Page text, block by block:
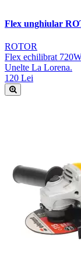
Flex unghiular
ROTOR
Flex echilibrat
Unelte La Lorena.
120 Lei